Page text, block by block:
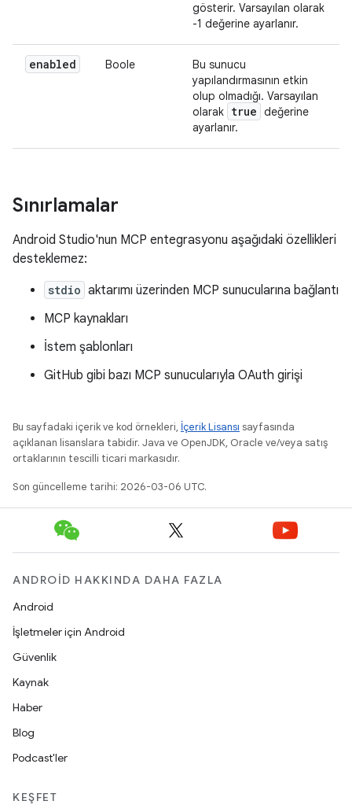
gösterir. Varsayılan olarak
-1 değerine ayarlanır.
enabled Boole
Bu sunucu
yapılandırmasının etkin
olup olmadığı. Varsayılan
olarak true değerine
ayarlanır.
Sınırlamalar
Android Studio'nun MCP entegrasyonu aşağıdaki özellikleri
desteklemez:
stdio aktarımı üzerinden MCP sunucularına bağlantı
MCP kaynakları
İstem şablonları
GitHub gibi bazı MCP sunucularıyla OAuth girişi
Bu sayfadaki içerik ve kod örnekleri, İçerik Lisansı sayfasında
açıklanan lisanslara tabidir. Java ve OpenJDK, Oracle ve/veya satış
ortaklarının tescilli ticari markasıdır.
Son güncelleme tarihi: 2026-03-06 UTC.
ANDROID HAKKINDA DAHA FAZLA
Android
İşletmeler için Android
Güvenlik
Kaynak
Haber
Blog
Podcast'ler
KEŞFET